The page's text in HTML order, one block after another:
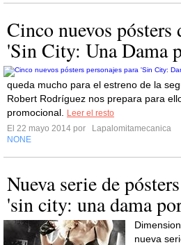
Cinco nuevos pósters
'Sin City: Una Dama
queda mucho para el estreno de la
Robert Rodríguez nos prepara para
promocional.
Leer el resto
El 22 mayo 2014 por
Lapalomitamecanica
NONE
Nueva serie de
'sin city: una dama
nueva